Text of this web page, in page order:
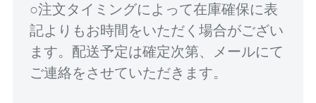
○注文タイミングによって在庫確保に表
記よりもお時間をいただく場合がござい
ます。配送予定は確定次第、メールにて
ご連絡をさせていただきます。